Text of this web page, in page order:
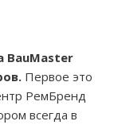
BauMaster
. Первое это
РемБренд
всегда в